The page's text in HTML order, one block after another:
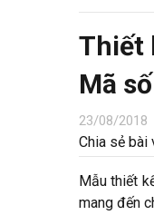
Thiết
Mã
23/08/2018
Chia sẻ bài
Mẫu thiết
mang đến